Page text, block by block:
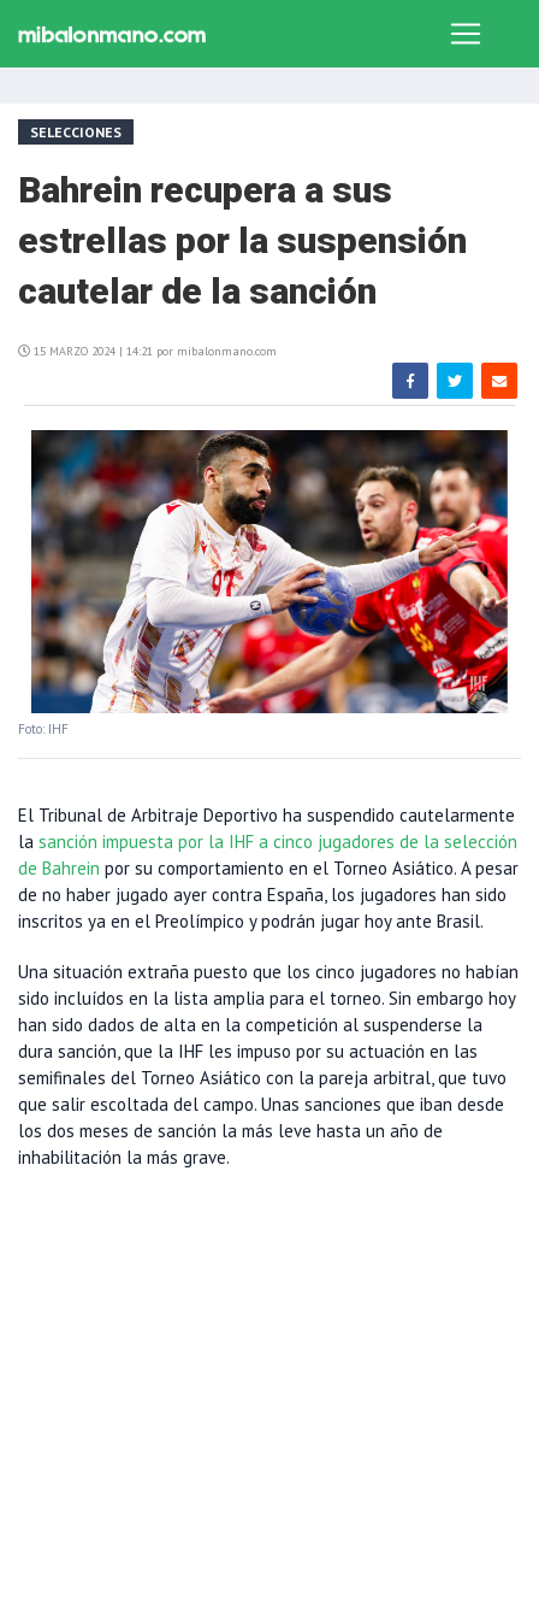
SELECCIONES
Bahrein recupera a sus
estrellas por la suspensión
cautelar de la sanción
15 MARZO 2024 | 14:21 por mibalonmano.com
Foto: IHF
El Tribunal de Arbitraje Deportivo ha suspendido cautelarmente
la sanción impuesta por la IHF a cinco jugadores de la selección
de Bahrein por su comportamiento en el Torneo Asiático. A pesar
de no haber jugado ayer contra España, los jugadores han sido
inscritos ya en el Preolímpico y podrán jugar hoy ante Brasil.
Una situación extraña puesto que los cinco jugadores no habían
sido incluídos en la lista amplia para el torneo. Sin embargo hoy
han sido dados de alta en la competición al suspenderse la
dura sanción, que la IHF les impuso por su actuación en las
semifinales del Torneo Asiático con la pareja arbitral, que tuvo
que salir escoltada del campo. Unas sanciones que iban desde
los dos meses de sanción la más leve hasta un año de
inhabilitación la más grave.